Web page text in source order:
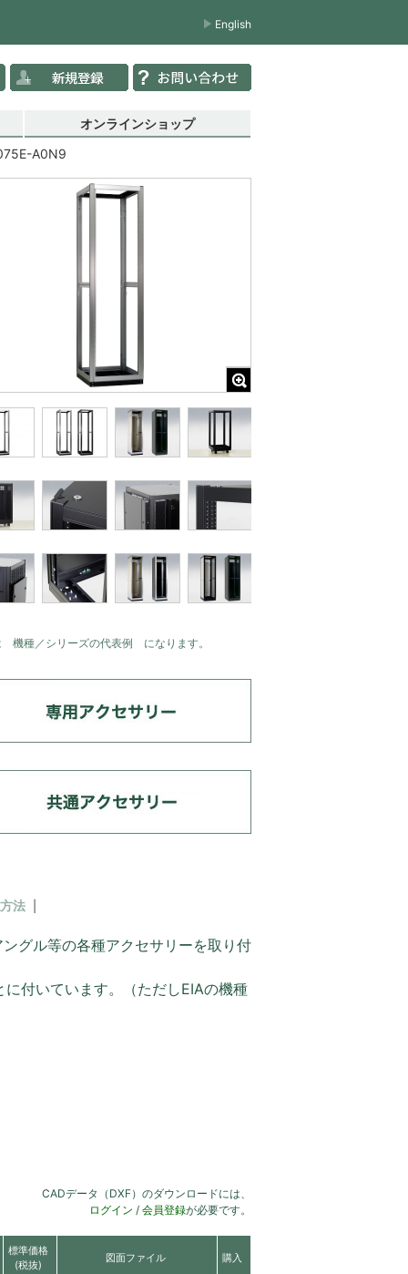
English
オンラインショップ
A0N9
機種／シリーズの代表例 になります。
法
グル等の各種アクセサリーを取り付
付いています。（ただしEIAの機種
CADデータ（DXF）のダウンロードには、
ログイン / 会員登録が必要です。
標準価格
(税抜)
図面ファイル 購入